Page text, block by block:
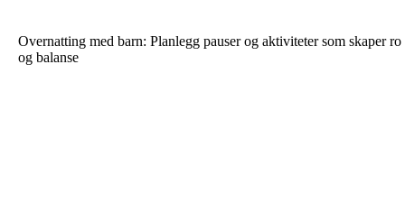
Overnatting med barn: Planlegg pauser og aktiviteter som skaper ro
og balanse